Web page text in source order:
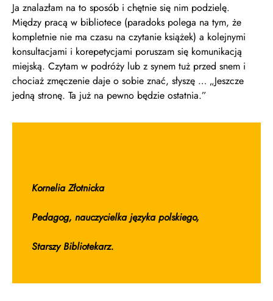
Ja znalazłam na to sposób i chętnie się nim podzielę.
Między pracą w bibliotece (paradoks polega na tym, że
kompletnie nie ma czasu na czytanie książek) a kolejnymi
konsultacjami i korepetycjami poruszam się komunikacją
miejską. Czytam w podróży lub z synem tuż przed snem i
chociaż zmęczenie daje o sobie znać, słyszę … „Jeszcze
jedną stronę. Ta już na pewno będzie ostatnia.”
Kornelia Złotnicka
Pedagog, nauczycielka języka polskiego,
Starszy Bibliotekarz.